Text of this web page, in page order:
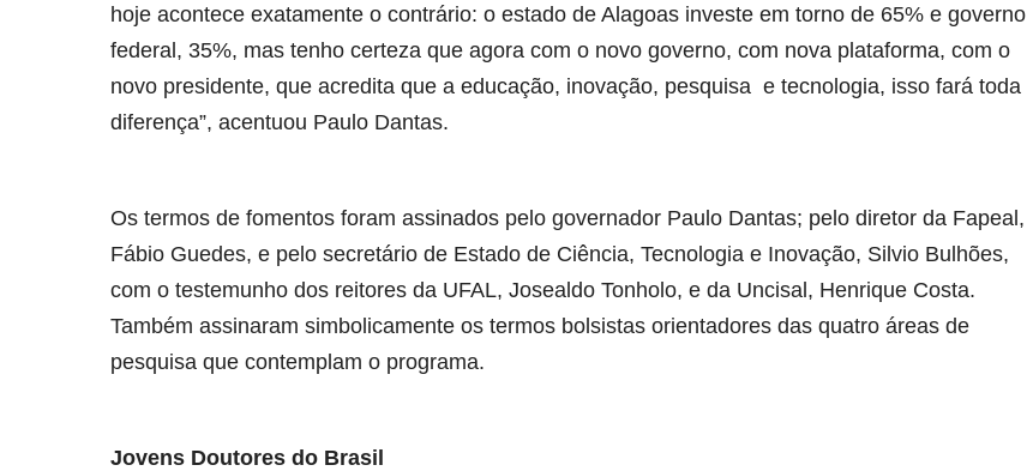
hoje acontece exatamente o contrário: o estado de Alagoas investe em torno de 65% e governo
federal, 35%, mas tenho certeza que agora com o novo governo, com nova plataforma, com o
novo presidente, que acredita que a educação, inovação, pesquisa e tecnologia, isso fará toda
diferença”, acentuou Paulo Dantas.
Os termos de fomentos foram assinados pelo governador Paulo Dantas; pelo diretor da Fapeal,
Fábio Guedes, e pelo secretário de Estado de Ciência, Tecnologia e Inovação, Silvio Bulhões,
com o testemunho dos reitores da UFAL, Josealdo Tonholo, e da Uncisal, Henrique Costa.
Também assinaram simbolicamente os termos bolsistas orientadores das quatro áreas de
pesquisa que contemplam o programa.
Jovens Doutores do Brasil